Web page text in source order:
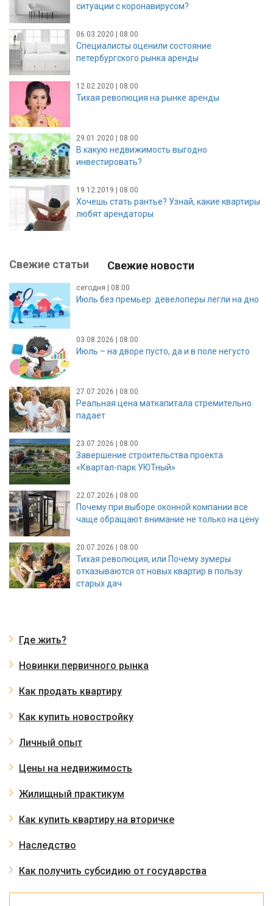
ситуации с коронавирусом?
06.03.2020 | 08:00
Специалисты оценили состояние
петербургского рынка аренды
12.02.2020 | 08:00
Тихая революция на рынке аренды
29.01.2020 | 08:00
В какую недвижимость выгодно
инвестировать?
19.12.2019 | 08:00
Хочешь стать рантье? Узнай, какие квартиры
любят арендаторы
Свежие статьи Свежие новости
сегодня | 08:00
Июль без премьер: девелоперы легли на дно
03.08.2026 | 08:00
Июль – на дворе пусто, да и в поле негусто
27.07.2026 | 08:00
Реальная цена маткапитала стремительно
падает
23.07.2026 | 08:00
Завершение строительства проекта
«Квартал-парк УЮТный»
22.07.2026 | 08:00
Почему при выборе оконной компании все
чаще обращают внимание не только на цену
20.07.2026 | 08:00
Тихая революция, или Почему зумеры
отказываются от новых квартир в пользу
старых дач
Где жить?
Новинки первичного рынка
Как продать квартиру
Как купить новостройку
Личный опыт
Цены на недвижимость
Жилищный практикум
Как купить квартиру на вторичке
Наследство
Как получить субсидию от государства